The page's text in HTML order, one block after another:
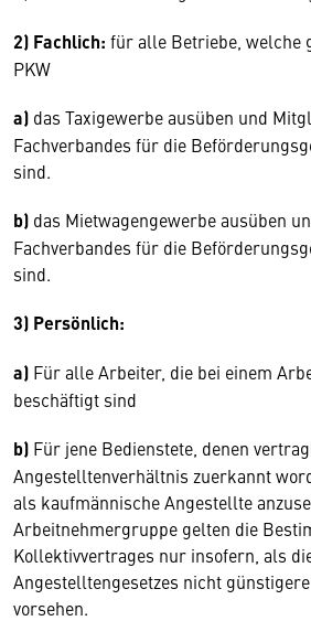
2) Fachlich: für alle Betriebe, welche
PKW
a) das Taxigewerbe ausüben und
Fachverbandes für die
sind.
b) das Mietwagengewerbe ausüben
Fachverbandes für die
sind.
3) Persönlich:
a) Für alle Arbeiter, die bei einem
beschäftigt sind
b) Für jene Bedienstete, denen
Angestelltenverhältnis zuerkannt
als kaufmännische Angestellte
Arbeitnehmergruppe gelten die
Kollektivvertrages nur insofern, als
Angestelltengesetzes nicht
vorsehen.